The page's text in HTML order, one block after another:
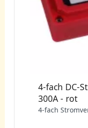
4-fach DC-
300A - rot
4-fach